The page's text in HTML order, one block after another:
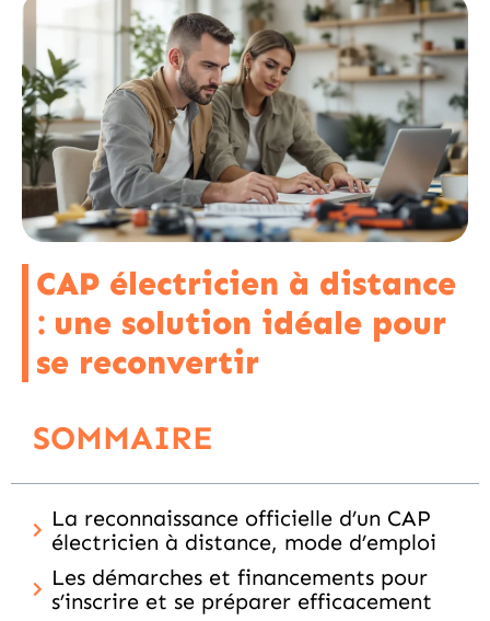
CAP électricien à distance
: une solution idéale pour
se reconvertir
SOMMAIRE
La reconnaissance officielle d’un CAP
électricien à distance, mode d’emploi
Les démarches et financements pour
s’inscrire et se préparer efficacement